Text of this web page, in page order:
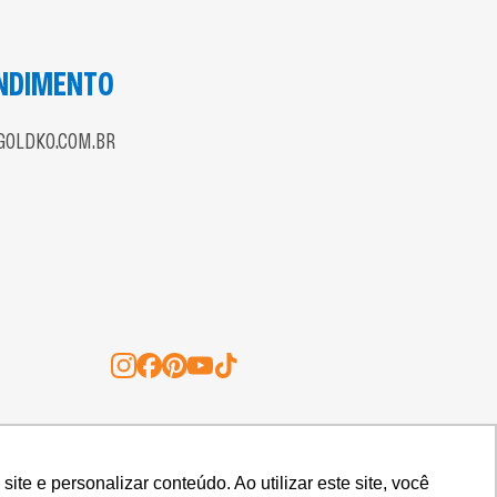
e personalizar conteúdo. Ao utilizar este site, você